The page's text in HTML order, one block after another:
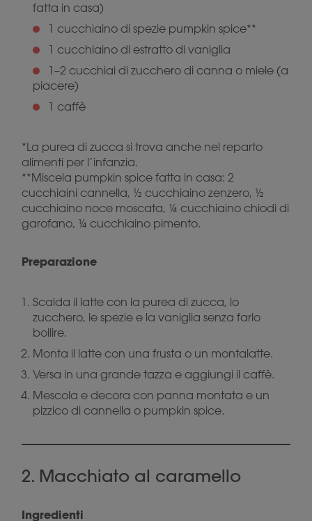
fatta in casa)
1 cucchiaino di spezie pumpkin spice**
1 cucchiaino di estratto di vaniglia
1–2 cucchiai di zucchero di canna o miele (a
piacere)
1 caffè
*La purea di zucca si trova anche nel reparto
alimenti per l’infanzia.
**Miscela pumpkin spice fatta in casa: 2
cucchiaini cannella, ½ cucchiaino zenzero, ½
cucchiaino noce moscata, ¼ cucchiaino chiodi di
garofano, ¼ cucchiaino pimento.
Preparazione
Scalda il latte con la purea di zucca, lo
zucchero, le spezie e la vaniglia senza farlo
bollire.
Monta il latte con una frusta o un montalatte.
Versa in una grande tazza e aggiungi il caffè.
Mescola e decora con panna montata e un
pizzico di cannella o pumpkin spice.
2. Macchiato al caramello
Ingredienti